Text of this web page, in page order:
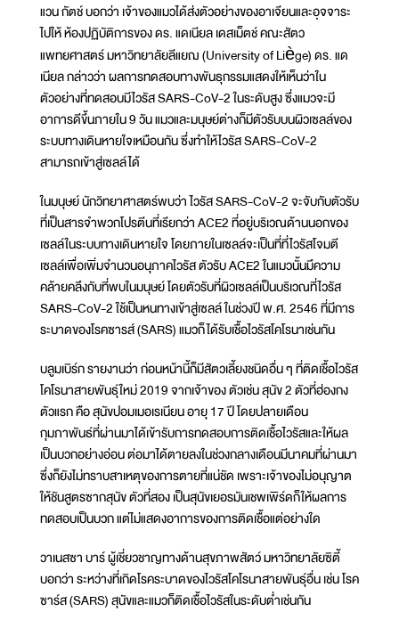
แวน กัตช์ บอกว่า เจ้าของแมวได้ส่งตัวอย่างของอาเจียนและอุจจาระ
ไปให้ ห้องปฏิบัติการของ ดร. แดเนียล เดสเม็ตช์ คณะสัตว
แพทยศาสตร์ มหาวิทยาลัยลีแยฌ (University of Liège) ดร. แด
เนียล กล่าวว่า ผลการทดสอบทางพันธุกรรมแสดงให้เห็นว่าใน
ตัวอย่างที่ทดสอบมีไวรัส SARS-CoV-2 ในระดับสูง ซึ่งแมวจะมี
อาการดีขึ้นภายใน 9 วัน แมวและมนุษย์ต่างก็มีตัวรับบนผิวเซลล์ของ
ระบบทางเดินหายใจเหมือนกัน ซึ่งทำให้ไวรัส SARS-CoV-2
สามารถเข้าสู่เซลล์ได้
ในมนุษย์ นักวิทยาศาสตร์พบว่า ไวรัส SARS-CoV-2 จะจับกับตัวรับ
ที่เป็นสารจำพวกโปรตีนที่เรียกว่า ACE2 ที่อยู่บริเวณด้านนอกของ
เซลล์ในระบบทางเดินหายใจ โดยภายในเซลล์จะเป็นที่ที่ไวรัสโจมตี
เซลล์เพื่อเพิ่มจำนวนอนุภาคไวรัส ตัวรับ ACE2 ในแมวนั้นมึความ
คล้ายคลึงกับที่พบในมนุษย์ โดยตัวรับที่ผิวเซลล์เป็นบริเวณที่ไวรัส
SARS-CoV-2 ใช้เป็นหนทางเข้าสู่เซลล์ ในช่วงปี พ.ศ. 2546 ที่มีการ
ระบาดของโรคซารส์ (SARS) แมวก็ได้รับเชื้อไวรัสโคโรนาเช่นกัน
บลูมเบิร์ก รายงานว่า ก่อนหน้านี้ก็มีสัตวเลี้ยงชนิดอื่น ๆ ที่ติดเชื้อไวรัส
โคโรนาสายพันธุ์ใหม่ 2019 จากเจ้าของ ตัวเช่น สุนัข 2 ตัวที่ฮ่องกง
ตัวแรก คือ สุนัขปอมเมอเรเนียน อายุ 17 ปี โดยปลายเดือน
กุมภาพันธ์ที่ผ่านมาได้เข้ารับการทดสอบการติดเชื้อไวรัสและให้ผล
เป็นบวกอย่างอ่อน ต่อมาได้ตายลงในช่วงกลางเดือนมีนาคมที่ผ่านมา
ซึ่งก็ยังไม่ทราบสาเหตุของการตายที่แน่ชัด เพราะเจ้าของไม่อนุญาต
ให้ชันสูตรซากสุนัข ตัวที่สอง เป็นสุนัขเยอรมันเชพเพิร์ดก็ให้ผลการ
ทดสอบเป็นบวก แต่ไม่แสดงอาการของการติดเชื้อแต่อย่างใด
วาเนสซา บาร์ ผู้เชี่ยวชาญทางด้านสุขภาพสัตว์ มหาวิทยาลัยซิตี้
บอกว่า ระหว่างที่เกิดโรคระบาดของไวรัสโคโรนาสายพันธุ์อื่น เช่น โรค
ซาร์ส (SARS) สุนัขและแมวก็ติดเชื้อไวรัสในระดับต่ำเช่นกัน